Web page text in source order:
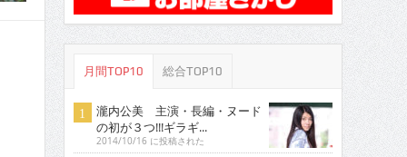
月間TOP10 総合TOP10
瀧内公美 主演・長編・ヌード
の初が３つ!!!ギラギ...
2014/10/16 に投稿された